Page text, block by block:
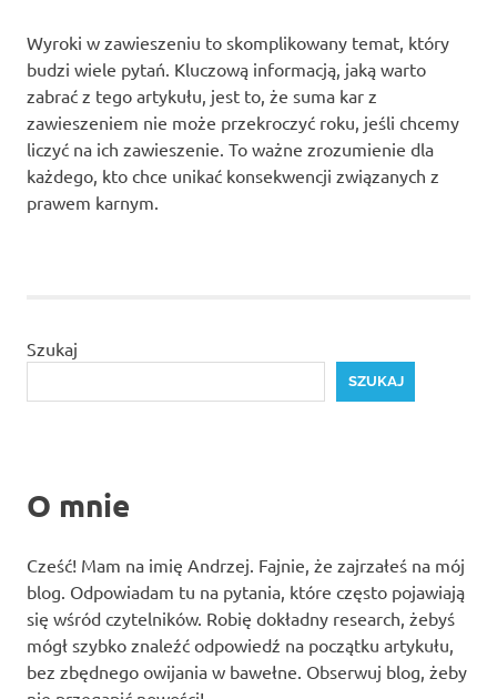
Wyroki w zawieszeniu to skomplikowany temat, który
budzi wiele pytań. Kluczową informacją, jaką warto
zabrać z tego artykułu, jest to, że suma kar z
zawieszeniem nie może przekroczyć roku, jeśli chcemy
liczyć na ich zawieszenie. To ważne zrozumienie dla
każdego, kto chce unikać konsekwencji związanych z
prawem karnym.
Szukaj
SZUKAJ
O mnie
Cześć! Mam na imię Andrzej. Fajnie, że zajrzałeś na mój
blog. Odpowiadam tu na pytania, które często pojawiają
się wśród czytelników. Robię dokładny research, żebyś
mógł szybko znaleźć odpowiedź na początku artykułu,
bez zbędnego owijania w bawełne. Obserwuj blog, żeby